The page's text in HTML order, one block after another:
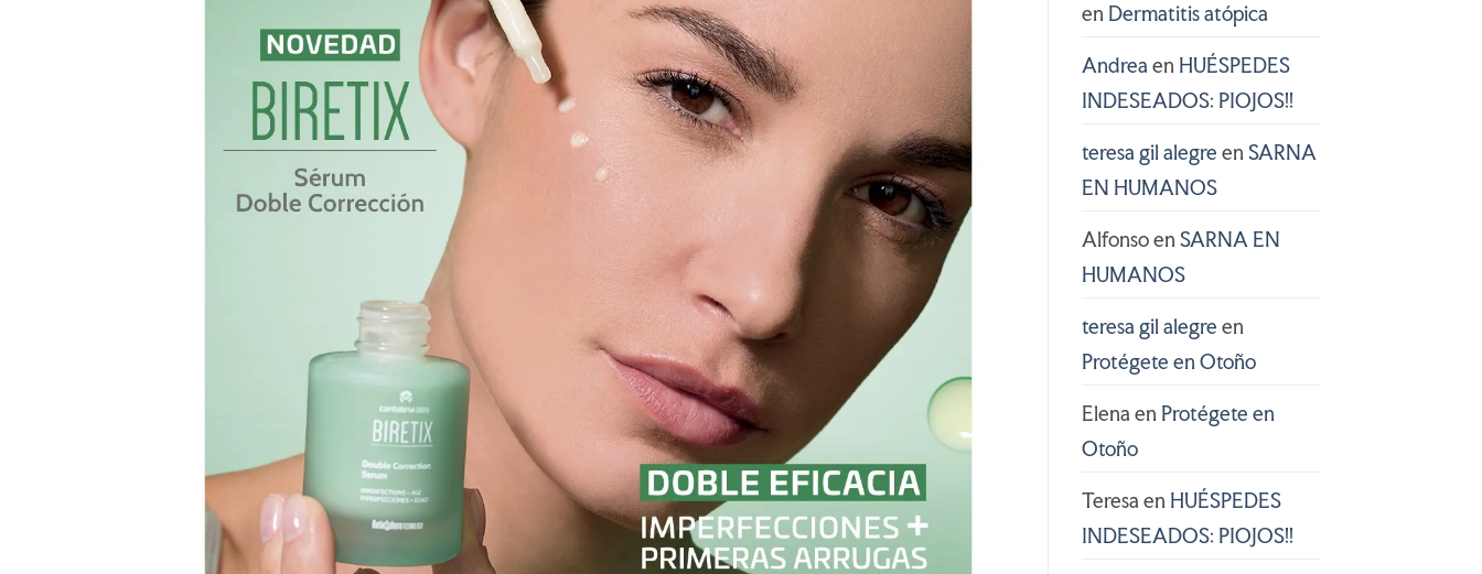
en Dermatitis atópica
Andrea en HUÉSPEDES
INDESEADOS: PIOJOS!!
teresa gil alegre en SARNA
EN HUMANOS
Alfonsoen SARNA EN
HUMANOS
teresa gil alegre en
Protégete en Otoño
Elena en Protégete en
Otoño
Teresa en HUÉSPEDES
INDESEADOS: PIOJOS!!